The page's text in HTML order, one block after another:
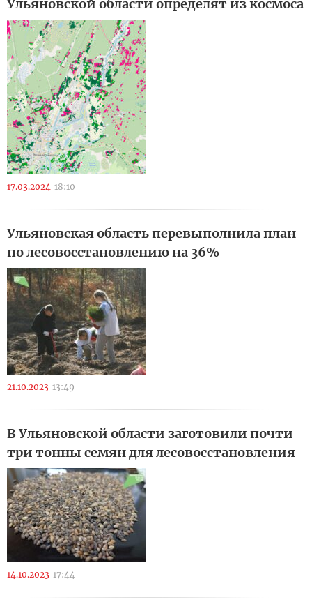
Ульяновской области определят из космоса
17.03.2024 18:10
Ульяновская область перевыполнила план
по лесовосстановлению на 36%
21.10.2023 13:49
В Ульяновской области заготовили почти
три тонны семян для лесовосстановления
14.10.2023 17:44